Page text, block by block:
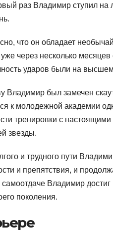
раз Владимир ступил на
что он обладает
через несколько
ударов были на
Владимир был замечен
к молодежной академии
тренировки с
звезды.
и трудного пути
и препятствия, и
Владимир
поколения.